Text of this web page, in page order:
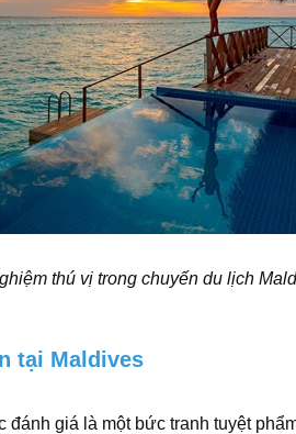
thú vị trong chuyến du lịch
tại Maldives
giá là một bức tranh tuyệt